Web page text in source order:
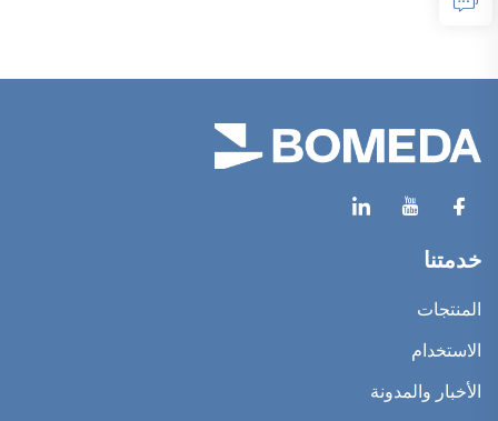
خدمتنا
المنتجات
الاستخدام
الأخبار والمدونة